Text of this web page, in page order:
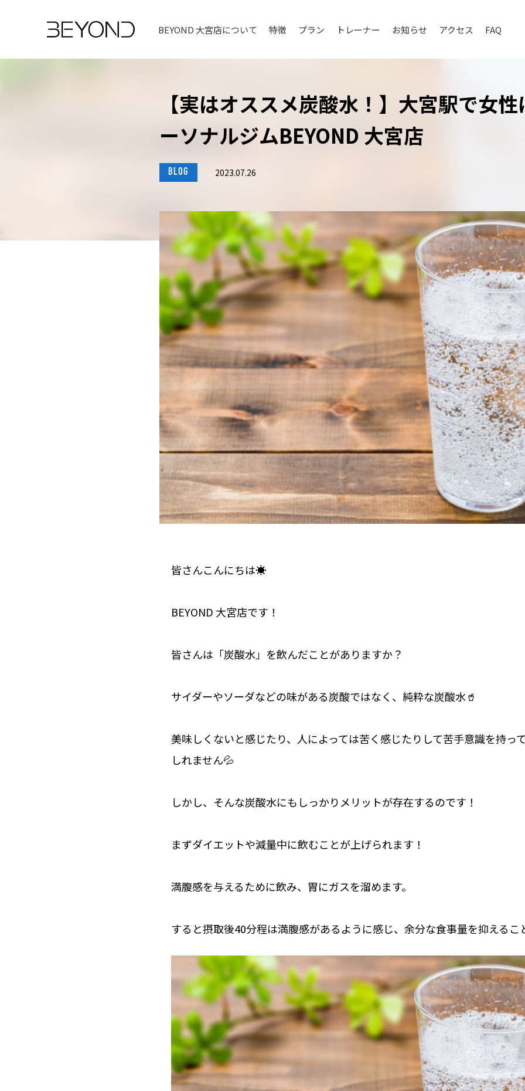
BEYOND 大宮店について 特徴 プラン トレーナー お知らせ アクセス FAQ
【実はオススメ炭酸水！】大宮駅で女
ーソナルジムBEYOND 大宮店
BLOG 2023.07.26
皆さんこんにちは☀️
BEYOND 大宮店です！
皆さんは「炭酸水」を飲んだことがありますか？
サイダーやソーダなどの味がある炭酸ではなく、純粋な炭酸水🥤
美味しくないと感じたり、人によっては苦く感じたりして苦手意識を持っ
しれません💦
しかし、そんな炭酸水にもしっかりメリットが存在するのです！
まずダイエットや減量中に飲むことが上げられます！
満腹感を与えるために飲み、胃にガスを溜めます。
すると摂取後40分程は満腹感があるように感じ、余分な食事量を抑えるこ